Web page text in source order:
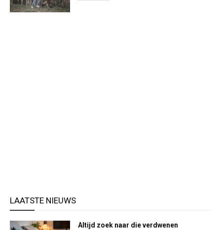
LAATSTE NIEUWS
Altijd zoek naar die verdwenen